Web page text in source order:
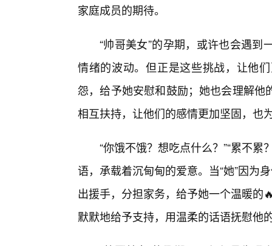
家庭成员的期待。
“帅哥美女”的孕期，或许也会遇
情绪的波动。但正是这些挑战，让他
怨，给予她安慰和鼓励；她也会理解
相互扶持，让他们的感情更加坚固，也
“你饿不饿？想吃点什么？”“累不
语，承载着沉甸甸的爱意。当“她”因为
出援手，分担家务，给予她一个温暖的
默默地给予支持，用温柔的话语抚慰他